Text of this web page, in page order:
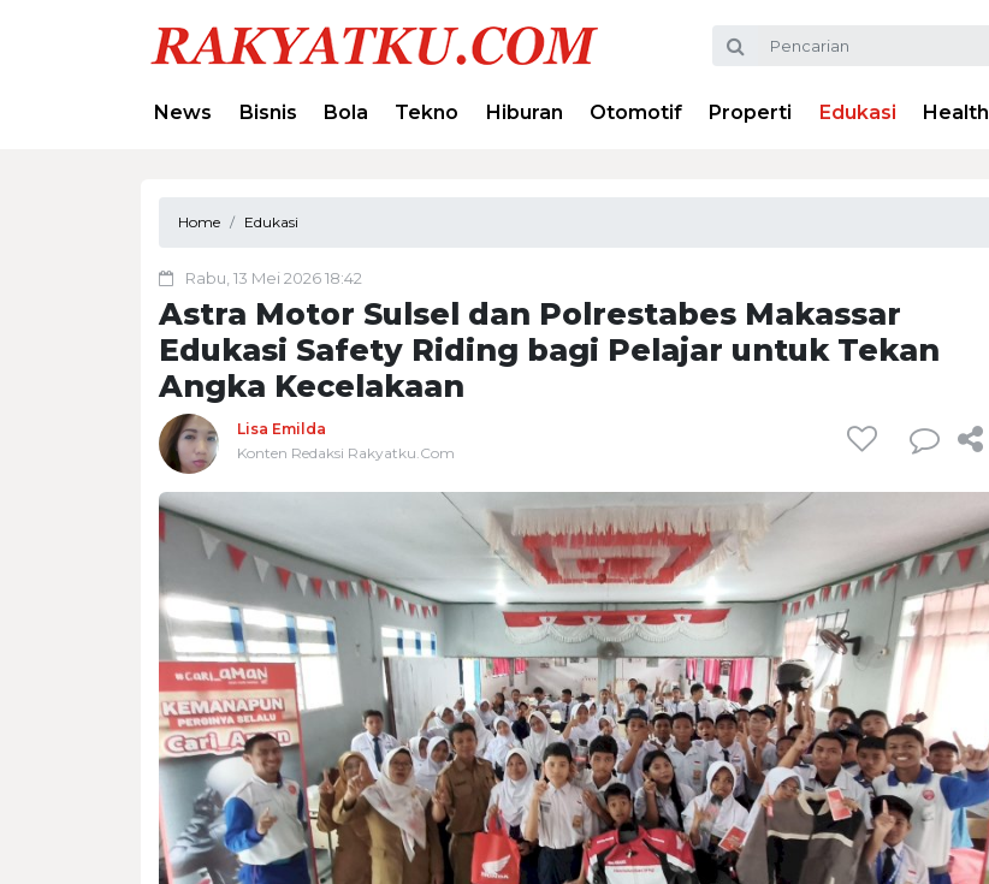
News Bisnis Bola Tekno Hiburan Otomotif Properti Edukasi Health
Home Edukasi
Rabu, 13 Mei 2026 18:42
Astra Motor Sulsel dan Polrestabes Makassar
Edukasi Safety Riding bagi Pelajar untuk Tekan
Angka Kecelakaan
Lisa Emilda
Konten Redaksi Rakyatku.Com